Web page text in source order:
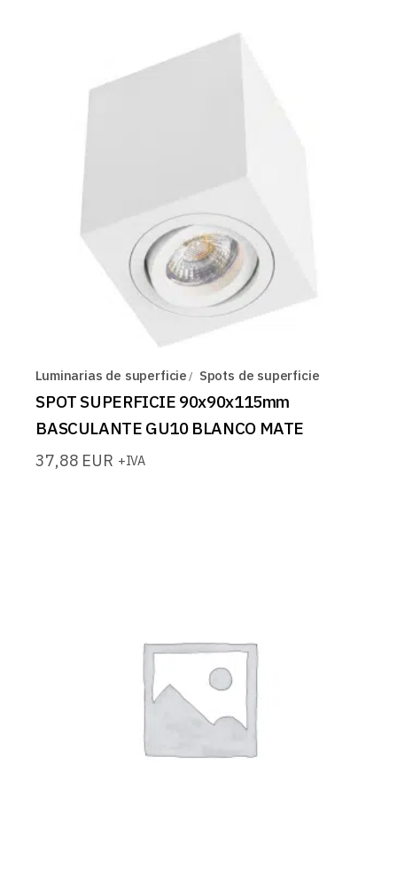
Luminarias de superficie Spots de superficie
SPOT SUPERFICIE 90x90x115mm
BASCULANTE GU10 BLANCO MATE
37,88 EUR +IVA